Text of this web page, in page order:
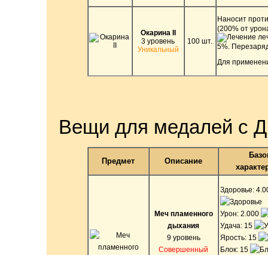
Окарина II
3 уровень
Уникальный
100 шт.
Наносит
(200% от
5%.
Для
Вещи для медалей с
Предмет Описание
Меч пламенного
дыхания
9 уровень
Совершенный
Здоровье:
Урон: 2.000
Удача: 15
Ярость: 15
Блок: 15